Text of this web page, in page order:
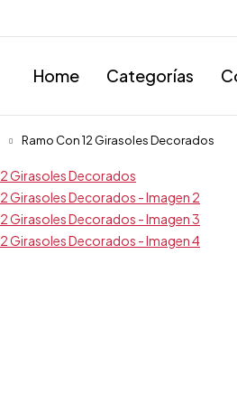
Home Categorías
Ramo Con 12 Girasoles Decorados